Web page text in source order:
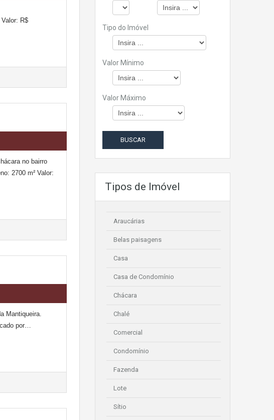
R$
no bairro
m² Valor:
Mantiqueira.
por…
Tipo do Imóvel
Valor Mínimo
Valor Máximo
Tipos de Imóvel
Araucárias
Belas paisagens
Casa
Casa de Condomínio
Chácara
Chalé
Comercial
Condomínio
Fazenda
Lote
Sítio